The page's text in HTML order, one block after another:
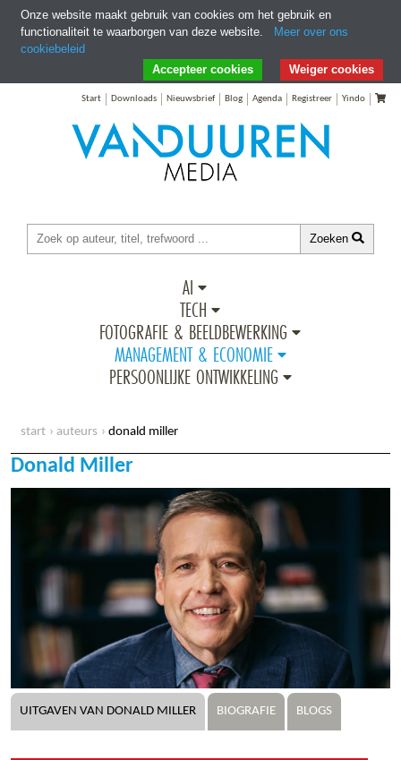
Ga direct naar Zoeken
Ga direct naar Inhoud
Start Downloads Nieuwsbrief Blog Agenda Registreer Yindo
Zoeken
AI
TECH
FOTOGRAFIE & BEELDBEWERKING
MANAGEMENT & ECONOMIE
PERSOONLIJKE ONTWIKKELING
start auteurs donald miller
Donald Miller
UITGAVEN VAN DONALD MILLER BIOGRAFIE BLOGS
Onze website maakt gebruik van cookies om het gebruik en
functionaliteit te waarborgen van deze website.
Meer over ons
cookiebeleid
Weiger cookies
Accepteer cookies